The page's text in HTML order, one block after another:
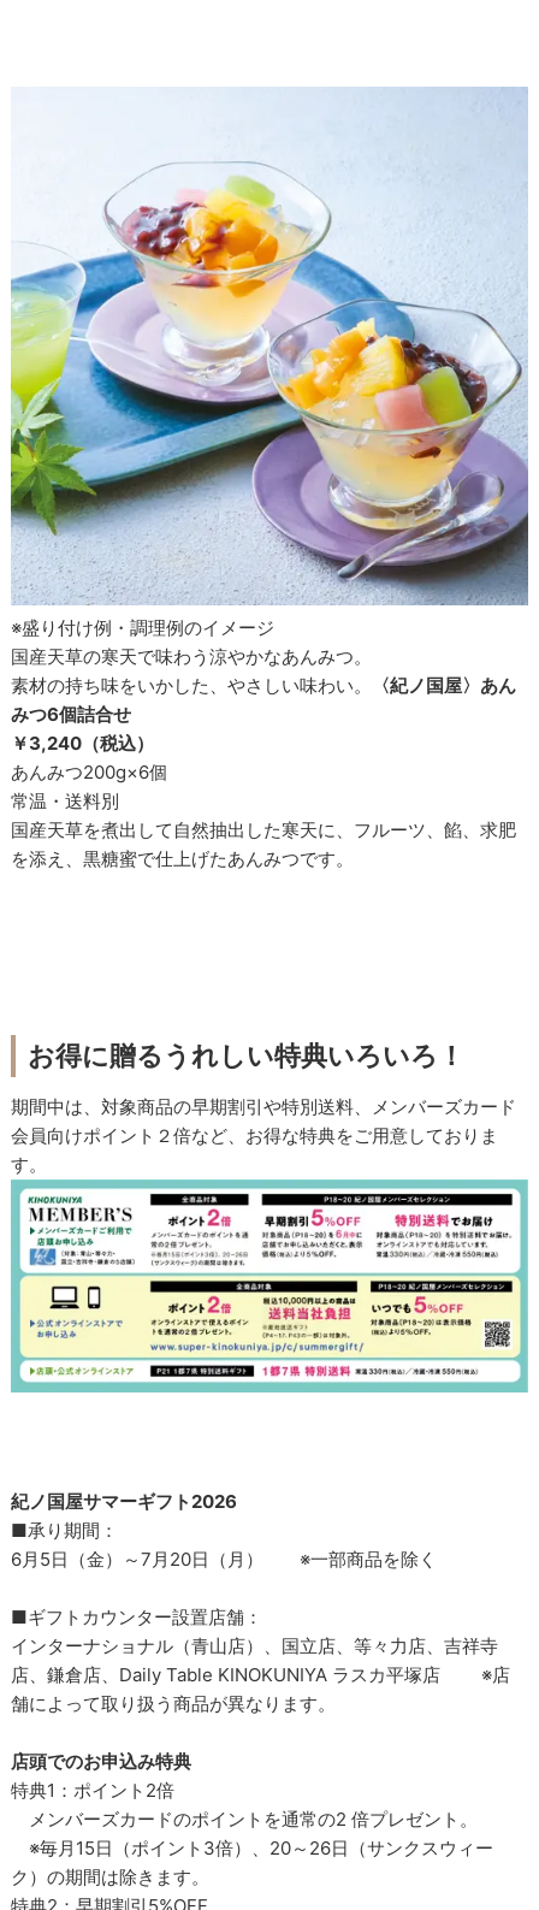
※盛り付け例・調理例のイメージ
国産天草の寒天で味わう涼やかなあんみつ。
素材の持ち味をいかした、やさしい味わい。
〈紀ノ国屋〉あん
みつ6個詰合せ
￥3,240（税込）
あんみつ200g×6個
常温・送料別
国産天草を煮出して自然抽出した寒天に、フルーツ、餡、求肥
を添え、黒糖蜜で仕上げたあんみつです。
お得に贈るうれしい特典いろいろ！
期間中は、対象商品の早期割引や特別送料、メンバーズカード
会員向けポイント２倍など、お得な特典をご用意しておりま
す。
紀ノ国屋サマーギフト2026
■承り期間：
6月5日（金）～7月20日（月） ※一部商品を除く
■ギフトカウンター設置店舗：
インターナショナル（青山店）、国立店、等々力店、吉祥寺
店、鎌倉店、Daily Table KINOKUNIYA ラスカ平塚店 ※店
舗によって取り扱う商品が異なります。
店頭でのお申込み特典
特典1：ポイント2倍
メンバーズカードのポイントを通常の2 倍プレゼント。
※毎月15日（ポイント3倍）、20～26日（サンクスウィー
ク）の期間は除きます。